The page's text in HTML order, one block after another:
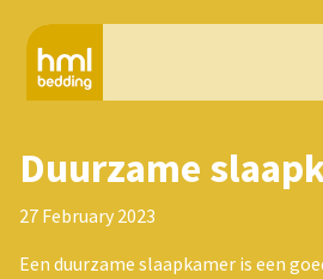
Duurzame
27 February 2023
Een duurzame slaapkamer is een